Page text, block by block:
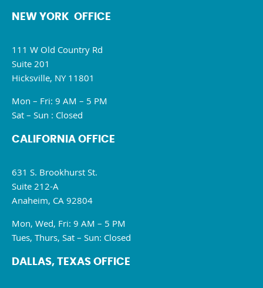
NEW YORK OFFICE
111 W Old Country Rd
Suite 201
Hicksville, NY 11801
Mon – Fri: 9 AM – 5 PM
Sat – Sun : Closed
CALIFORNIA OFFICE
631 S. Brookhurst St.
Suite 212-A
Anaheim, CA 92804
Mon, Wed, Fri: 9 AM – 5 PM
Tues, Thurs, Sat – Sun: Closed
DALLAS, TEXAS OFFICE